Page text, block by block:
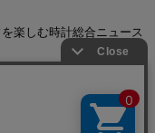
楽しむ時計総合ニュース